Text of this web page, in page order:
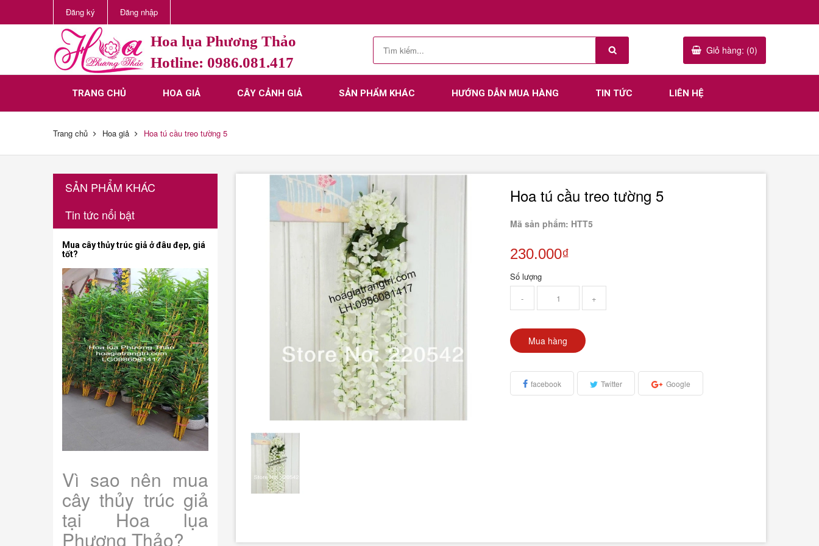
Đăng ký Đăng nhập
Hoa lụa Phương Thảo
Hotline: 0986.081.417
Giỏ hàng: (0)
TRANG CHỦ HOA GIẢ CÂY CẢNH GIẢ SẢN PHẨM KHÁC HƯỚNG DẪN MUA HÀNG TIN TỨC LIÊN HỆ
Trang chủ Hoa giả Hoa tú cầu treo tường 5
Hoa tú cầu treo tường 5
Mã sản phẩm: HTT5
230.000₫
Số lượng
-
+
Mua hàng
facebook Twitter Google
SẢN PHẨM KHÁC
Tin tức nổi bật
Mua cây thủy trúc giả ở đâu đẹp, giá
tốt?
Vì sao nên mua
cây thủy trúc giả
tại Hoa lụa
Phương Thảo?